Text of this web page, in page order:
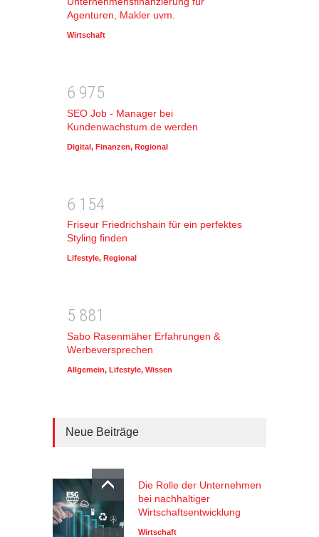
Agenturen, Makler uvm.
Wirtschaft
6 975
SEO Job - Manager bei
Kundenwachstum.de werden
Digital, Finanzen, Regional
6 1 54
Friseur Friedrichshain für ein perfektes
Styling finden
Lifestyle, Regional
5 881
Sabo Rasenmäher Erfahrungen &
Werbeversprechen
Allgemein, Lifestyle, Wissen
Neue Beiträge
Die Rolle der Unternehmen
bei nachhaltiger
Wirtschaftsentwicklung
Wirtschaft